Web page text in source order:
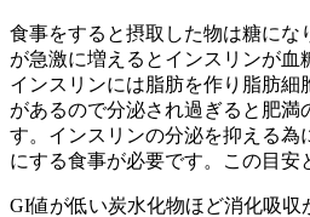
食事をすると摂取した物は糖にな
が急激に増えるとインスリンが血
インスリンには脂肪を作り脂肪細
があるので分泌され過ぎると肥満
す。インスリンの分泌を抑える為
にする食事が必要です。この目安
GI値が低い炭水化物ほど消化吸収